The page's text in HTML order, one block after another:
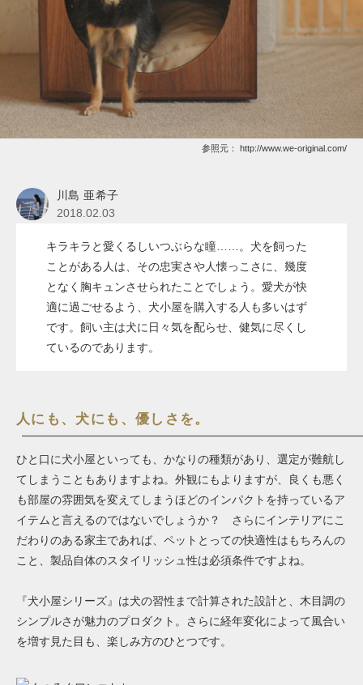
参照元： http://www.we-original.com/
川島 亜希子
2018.02.03
キラキラと愛くるしいつぶらな瞳……。犬を飼った
ことがある人は、その忠実さや人懐っこさに、幾度
となく胸キュンさせられたことでしょう。愛犬が快
適に過ごせるよう、犬小屋を購入する人も多いはず
です。飼い主は犬に日々気を配らせ、健気に尽くし
ているのであります。
人にも、犬にも、優しさを。
ひと口に犬小屋といっても、かなりの種類があり、選定が難航し
てしまうこともありますよね。外観にもよりますが、良くも悪く
も部屋の雰囲気を変えてしまうほどのインパクトを持っているア
イテムと言えるのではないでしょうか？ さらにインテリアにこ
だわりのある家主であれば、ペットとっての快適性はもちろんの
こと、製品自体のスタイリッシュ性は必須条件ですよね。
『犬小屋シリーズ』は犬の習性まで計算された設計と、木目調の
シンプルさが魅力のプロダクト。さらに経年変化によって風合い
を増す見た目も、楽しみ方のひとつです。